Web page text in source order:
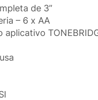
de 3”
– 6 x AA
aplicativo